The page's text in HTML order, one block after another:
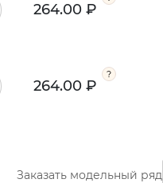
264.00 ₽
264.00 ₽
Заказать модельный ряд